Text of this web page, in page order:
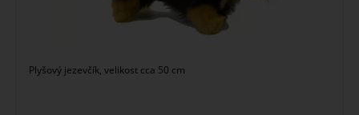
Plyšový jezevčík, velikost cca 50 cm